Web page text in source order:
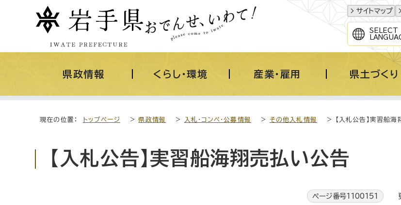
サイトマップ
SELECT
県政情報 くらし・環境 産業・雇用 県土づくり
現在の位置： トップページ > 県政情報 > 入札・コンペ・公募情報 > その他入札情報 > 【入札公告】実習船海
【入札公告】実習船海翔売払い公告
ページ番号1100151